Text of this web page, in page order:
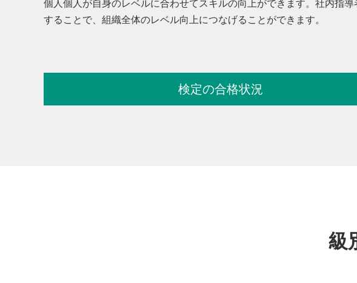
個人個人が自身のレベルに合わせてスキルの向上ができます。社内指導
することで、組織全体のレベル向上につなげることができます。
検定の合格状況
級